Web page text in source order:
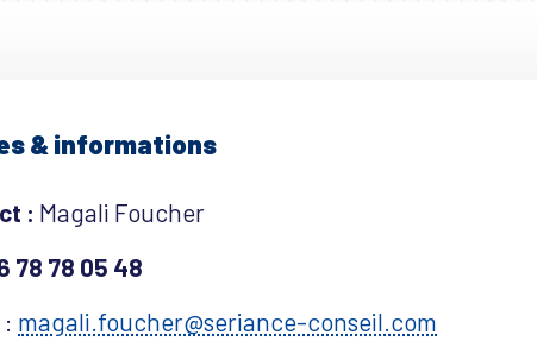
& informations
: Magali Foucher
78 78 05 48
magali.foucher@seriance-conseil.com